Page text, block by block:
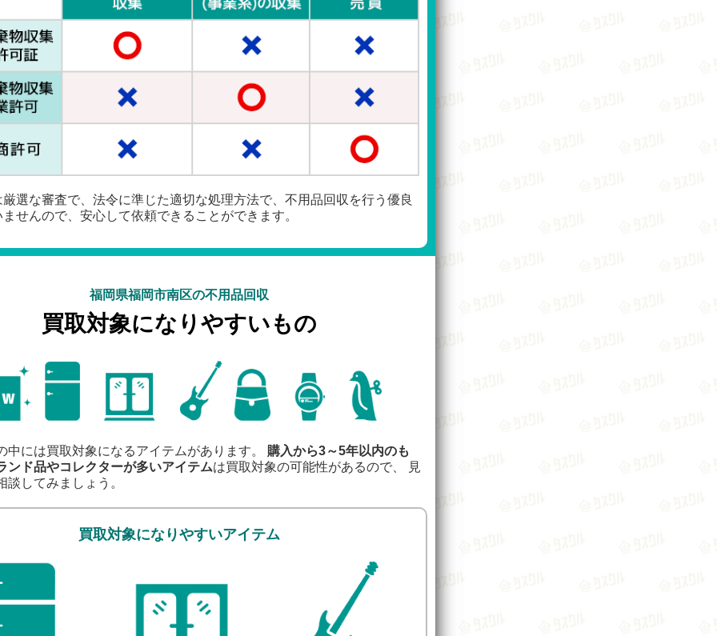
選な審査で、法令に準じた適切な処理方法で、不用品回収を行う優良
せんので、安心して依頼できることができます。
福岡県福岡市南区の不用品回収
買取対象になりやすいもの
中には買取対象になるアイテムがあります。 購入から3～5年以内のも
ンド品やコレクターが多いアイテムは買取対象の可能性があるので、 見
談してみましょう。
買取対象になりやすいアイテム